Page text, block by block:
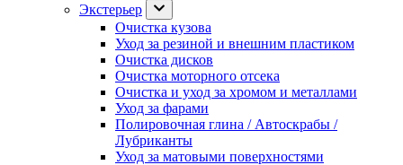
Экстерьер
Очистка кузова
Уход за резиной и внешним пластиком
Очистка дисков
Очистка моторного отсека
Очистка и уход за хромом и металлами
Уход за фарами
Полировочная глина / Автоскрабы /
Лубриканты
Уход за матовыми поверхностями